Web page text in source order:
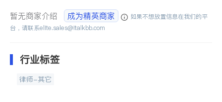
暂无商家介绍 成为精英商家
如果不想放置信息在我们的平
台，请联系elite.sales@italkbb.com
行业标签
律师-其它